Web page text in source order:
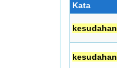
Kata
kesudahan
kesudahan